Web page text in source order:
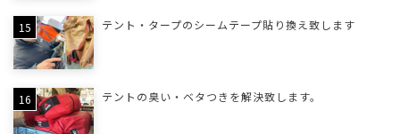
テント・タープのシームテープ貼り換え致します
テントの臭い・ベタつきを解決致します。